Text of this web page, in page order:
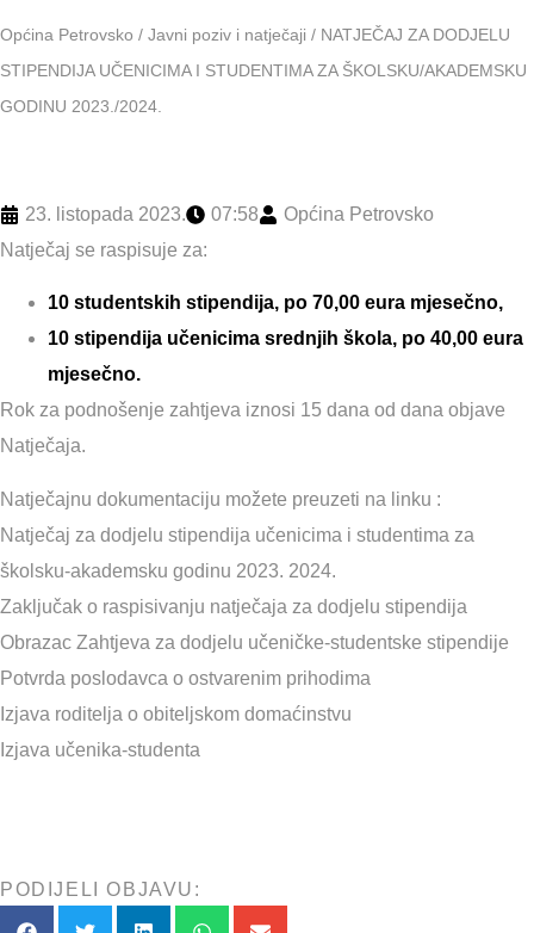
Općina Petrovsko / Javni poziv i natječaji / NATJEČAJ ZA DODJELU
STIPENDIJA UČENICIMA I STUDENTIMA ZA ŠKOLSKU/AKADEMSKU
GODINU 2023./2024.
23. listopada 2023. 07:58
Općina Petrovsko
Natječaj se raspisuje za:
10 studentskih stipendija, po 70,00 eura mjesečno,
10 stipendija učenicima srednjih škola, po 40,00 eura
mjesečno.
Rok za podnošenje zahtjeva iznosi 15 dana od dana objave
Natječaja.
Natječajnu dokumentaciju možete preuzeti na linku :
Natječaj za dodjelu stipendija učenicima i studentima za
školsku-akademsku godinu 2023. 2024.
Zaključak o raspisivanju natječaja za dodjelu stipendija
Obrazac Zahtjeva za dodjelu učeničke-studentske stipendije
Potvrda poslodavca o ostvarenim prihodima
Izjava roditelja o obiteljskom domaćinstvu
Izjava učenika-studenta
PODIJELI OBJAVU: